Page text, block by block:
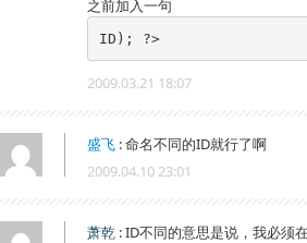
之前加入一句
ID); ?>
2009.03.21 18:07
盛飞 :命名不同的ID就行了啊
2009.04.10 23:01
萧乾 :ID不同的意思是说，我必须